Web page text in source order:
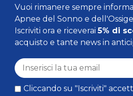
Vuoi rimanere sempre
Apnee del Sonno e
Iscriviti ora e riceverai5% di
acquisto e tante news in
Cliccando su "Iscriviti"